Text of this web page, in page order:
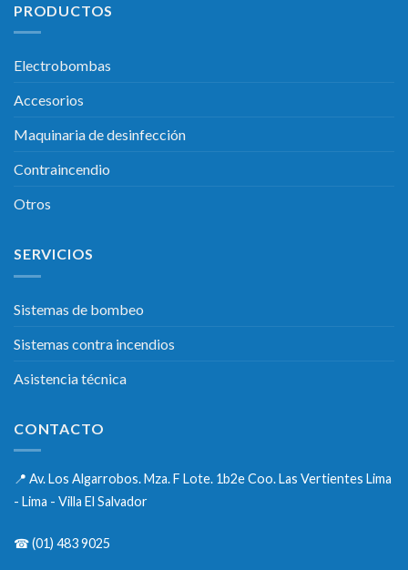
PRODUCTOS
Electrobombas
Accesorios
Maquinaria de desinfección
Contraincendio
Otros
SERVICIOS
Sistemas de bombeo
Sistemas contra incendios
Asistencia técnica
CONTACTO
📍 Av. Los Algarrobos. Mza. F Lote. 1b2e Coo. Las Vertientes Lima
- Lima - Villa El Salvador
☎(01) 483 9025